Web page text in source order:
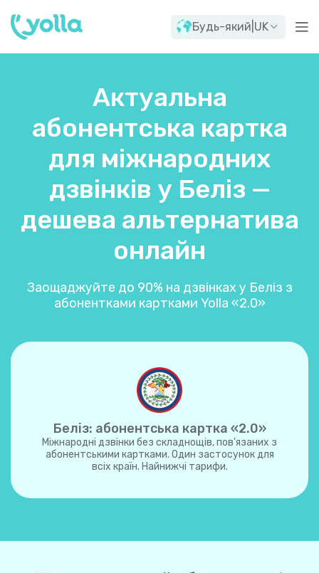
Будь-який UK
Актуальна
абонентська картка
для міжнародних
дзвінків у Беліз —
дешева альтернатива
онлайн
Заощаджуйте до 90% на дзвінках у Беліз з
абонентками картками Yolla «2.0»
Беліз: абонентська картка «2.0»
Міжнародні дзвінки без складнощів, пов'язаних з
абонентськими картками. Один застосунок для
всіх країн. Найнижчі тарифи.